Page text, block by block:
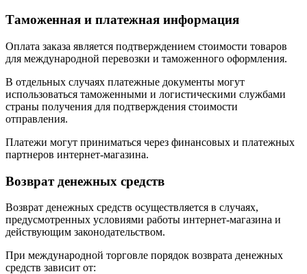
Таможенная и платежная информация
Оплата заказа является подтверждением стоимости товаров
для международной перевозки и таможенного оформления.
В отдельных случаях платежные документы могут
использоваться таможенными и логистическими службами
страны получения для подтверждения стоимости
отправления.
Платежи могут приниматься через финансовых и платежных
партнеров интернет-магазина.
Возврат денежных средств
Возврат денежных средств осуществляется в случаях,
предусмотренных условиями работы интернет-магазина и
действующим законодательством.
При международной торговле порядок возврата денежных
средств зависит от: